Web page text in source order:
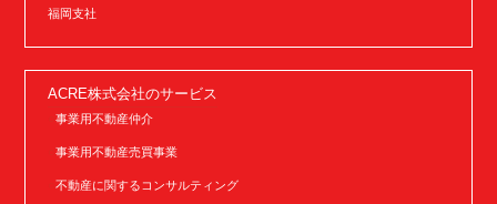
福岡支社
ACRE株式会社のサービス
事業用不動産仲介
事業用不動産売買事業
不動産に関するコンサルティング